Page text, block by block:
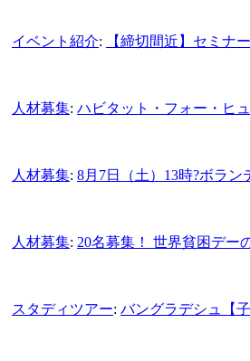
イベント紹介: 【締切間近】セミナ
人材募集: ハビタット・フォー・ヒ
人材募集: 8月7日（土）13時?ボラ
人材募集: 20名募集！ 世界貧困デー
スタディツアー: バングラデシュ【